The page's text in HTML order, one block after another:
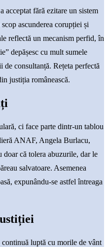
acceptat fără ezitare un sistem
ascunderea corupției și
reflectă un mecanism perfid, în
depășesc cu mult sumele
consultanță. Rețeta perfectă
justiția românească.
ci face parte dintr-un tablou
ANAF, Angela Burlacu,
că tolera abuzurile, dar le
salvatoare. Asemenea
expunându-se astfel întreaga
luptă cu morile de vânt